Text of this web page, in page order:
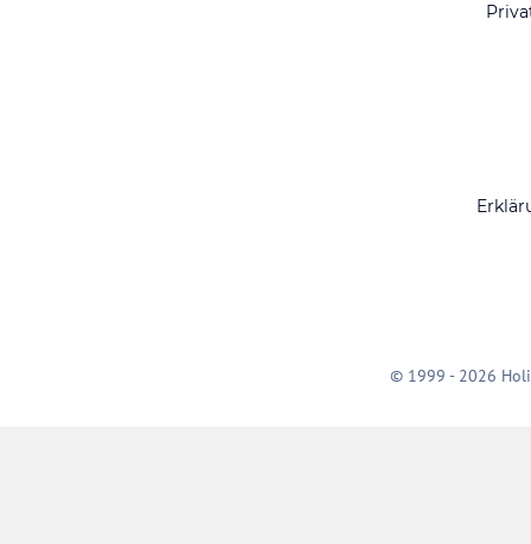
© 1999 - 2026